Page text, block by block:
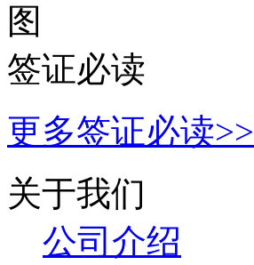
签证必读
更多签证必读>>
关于我们
公司 介绍